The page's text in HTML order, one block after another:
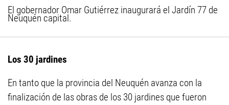
El gobernador Omar Gutiérrez inaugurará el Jardín 77 de
Neuquén capital.
Los 30 jardines
En tanto que la provincia del Neuquén avanza con la
finalización de las obras de los 30 jardines que fueron